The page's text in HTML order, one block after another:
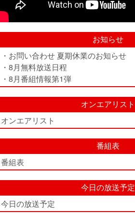
お知らせ
・お問い合わせ 夏期休業のお知らせ
・8月無料放送日程
・8月番組情報第1弾
オンエアリスト
オンエアリスト
番組表
番組表
今日の放送予定
今日の放送予定